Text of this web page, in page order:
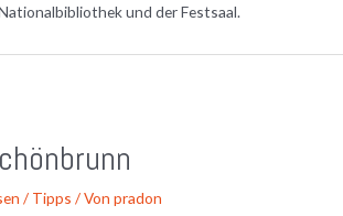
und der Festsaal.
/ Tipps / Von pradon